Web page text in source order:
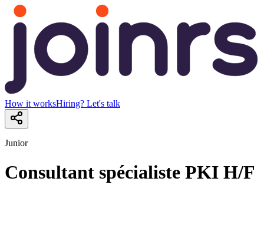
How it worksHiring? Let's talk
Junior
Consultant spécialiste PKI H/F